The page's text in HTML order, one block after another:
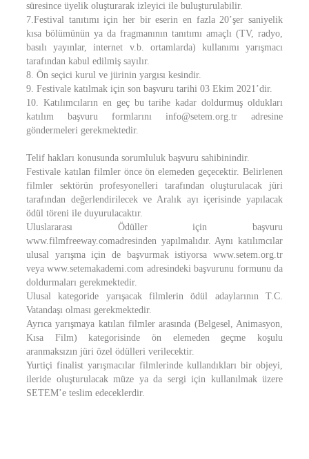
süresince üyelik oluşturarak izleyici ile buluşturulabilir.
7.Festival tanıtımı için her bir eserin en fazla 20’şer saniyelik
kısa bölümünün ya da fragmanının tanıtımı amaçlı (TV, radyo,
basılı yayınlar, internet v.b. ortamlarda) kullanımı yarışmacı
tarafından kabul edilmiş sayılır.
8. Ön seçici kurul ve jürinin yargısı kesindir.
9. Festivale katılmak için son başvuru tarihi 03 Ekim 2021’dir.
10. Katılımcıların en geç bu tarihe kadar doldurmuş oldukları
katılım başvuru formlarını info@setem.org.tr adresine
göndermeleri gerekmektedir.
Telif hakları konusunda sorumluluk başvuru sahibinindir.
Festivale katılan filmler önce ön elemeden geçecektir. Belirlenen
filmler sektörün profesyonelleri tarafından oluşturulacak jüri
tarafından değerlendirilecek ve Aralık ayı içerisinde yapılacak
ödül töreni ile duyurulacaktır.
Uluslararası Ödüller için başvuru
www.filmfreeway.comadresinden yapılmalıdır. Aynı katılımcılar
ulusal yarışma için de başvurmak istiyorsa www.setem.org.tr
veya www.setemakademi.com adresindeki başvurunu formunu da
doldurmaları gerekmektedir.
Ulusal kategoride yarışacak filmlerin ödül adaylarının T.C.
Vatandaşı olması gerekmektedir.
Ayrıca yarışmaya katılan filmler arasında (Belgesel, Animasyon,
Kısa Film) kategorisinde ön elemeden geçme koşulu
aranmaksızın jüri özel ödülleri verilecektir.
Yurtiçi finalist yarışmacılar filmlerinde kullandıkları bir objeyi,
ileride oluşturulacak müze ya da sergi için kullanılmak üzere
SETEM’e teslim edeceklerdir.